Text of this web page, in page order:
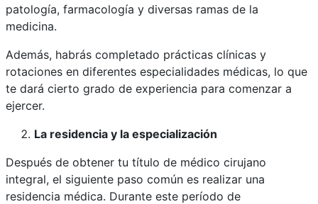
patología, farmacología y diversas ramas de la
medicina.
Además, habrás completado prácticas clínicas y
rotaciones en diferentes especialidades médicas, lo que
te dará cierto grado de experiencia para comenzar a
ejercer.
La residencia y la especialización
Después de obtener tu título de médico cirujano
integral, el siguiente paso común es realizar una
residencia médica. Durante este período de